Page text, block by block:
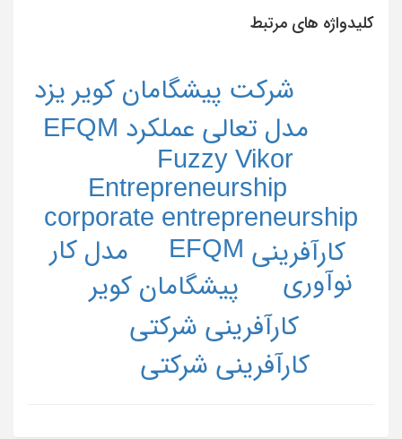
کلیدواژه های مرتبط
corporate entrepreneurship
EFQM
Entrepreneurship
Fuzzy Vikor
پیشگامان کویر
مدل تعالی عملکرد EFQM
کارآفرینی
کارآفرینی شرکتی
شرکت پیشگامان کویر یزد
مدل
نوآوری
کار
کارآفرینی شرکتی